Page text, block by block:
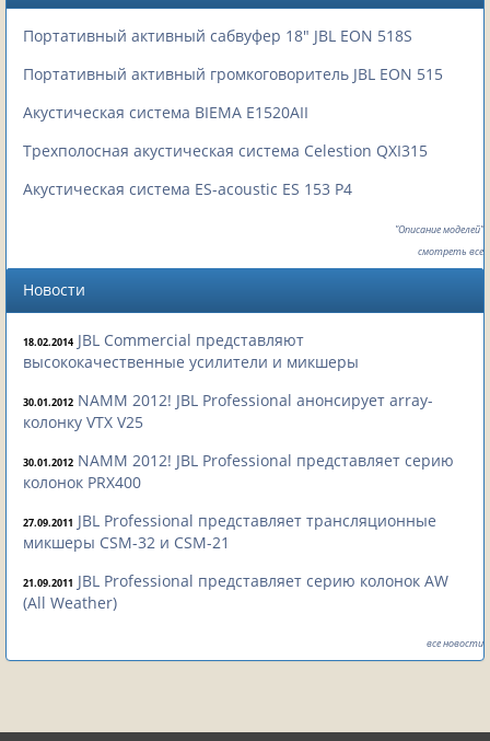
Портативный активный сабвуфер 18" JBL EON 518S
Портативный активный громкоговоритель JBL EON 515
Акустическая система BIEMA E1520AII
Трехполосная акустическая система Celestion QXI315
Акустическая система ES-acoustic ES 153 P4
"Описание моделей"
смотреть все
Новости
18.02.2014 JBL Commercial представляют
высококачественные усилители и микшеры
30.01.2012 NAMM 2012! JBL Professional анонсирует array-
колонку VTX V25
30.01.2012 NAMM 2012! JBL Professional представляет серию
колонок PRX400
27.09.2011 JBL Professional представляет трансляционные
микшеры CSM-32 и CSM-21
21.09.2011 JBL Professional представляет серию колонок AW
(All Weather)
все новости